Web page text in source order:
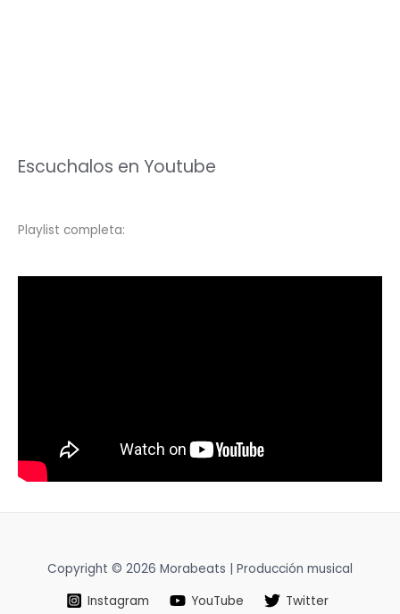
Escuchalos en Youtube
Playlist completa:
Copyright © 2026 Morabeats | Producción musical
Instagram
YouTube Twitter